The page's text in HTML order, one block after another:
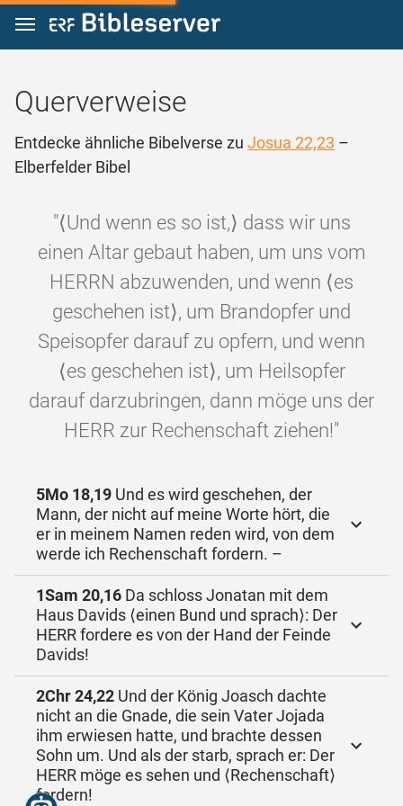
Zum Inhalt springen
Querverweise
Entdecke ähnliche Bibelverse zu Josua 22,23 –
Elberfelder Bibel
"⟨Und wenn es so ist,⟩ dass wir uns
einen Altar gebaut haben, um uns vom
HERRN abzuwenden, und wenn ⟨es
geschehen ist⟩, um Brandopfer und
Speisopfer darauf zu opfern, und wenn
⟨es geschehen ist⟩, um Heilsopfer
darauf darzubringen, dann möge uns der
HERR zur Rechenschaft ziehen!"
5Mo 18,19 Und es wird geschehen, der
Mann, der nicht auf meine Worte hört, die
er in meinem Namen reden wird, von dem
werde ich Rechenschaft fordern. –
1Sam 20,16 Da schloss Jonatan mit dem
Haus Davids ⟨einen Bund und sprach⟩: Der
HERR fordere es von der Hand der Feinde
Davids!
2Chr 24,22 Und der König Joasch dachte
nicht an die Gnade, die sein Vater Jojada
ihm erwiesen hatte, und brachte dessen
Sohn um. Und als der starb, sprach er: Der
HERR möge es sehen und ⟨Rechenschaft⟩
fordern!